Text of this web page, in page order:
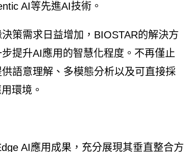
AI等先進AI技術。
策需求日益增加，BIOSTAR的解決方
提升AI應用的智慧化程度。不再僅止
語意理解、多模態分析以及可直接採
環境。
AI應用成果，充分展現其垂直整合方